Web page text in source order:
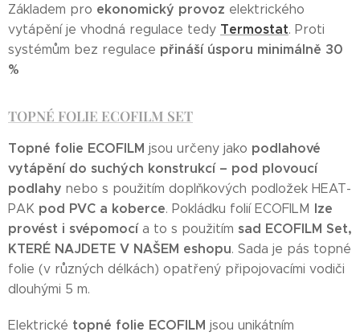
Základem pro ekonomický provoz elektrického
vytápění je vhodná regulace tedy Termostat. Proti
systémům bez regulace přináší úsporu minimálně 30
%
TOPNÉ FOLIE ECOFILM SET
Topné folie ECOFILM jsou určeny jako podlahové
vytápění do suchých konstrukcí – pod plovoucí
podlahy nebo s použitím doplňkových podložek HEAT-
PAK pod PVC a koberce. Pokládku folií ECOFILM lze
provést i svépomocía to s použitím sad ECOFILM Set,
KTERÉ NAJDETE V NAŠEM eshopu. Sada je pás topné
folie (v různých délkách) opatřený připojovacími vodiči
dlouhými 5 m.
Elektrické topné folie ECOFILM jsou unikátním